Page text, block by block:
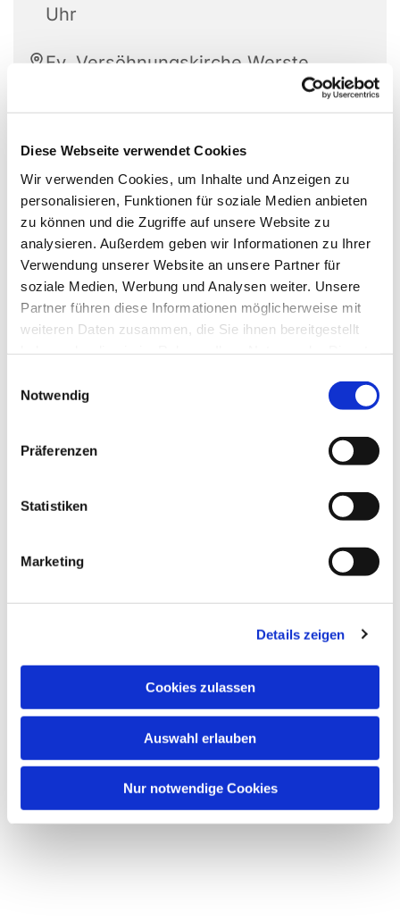
Diese Webseite verwendet Cookies
Wir verwenden Cookies, um Inhalte und Anzeigen zu
personalisieren, Funktionen für soziale Medien anbieten
zu können und die Zugriffe auf unsere Website zu
analysieren. Außerdem geben wir Informationen zu Ihrer
Verwendung unserer Website an unsere Partner für
soziale Medien, Werbung und Analysen weiter. Unsere
Partner führen diese Informationen möglicherweise mit
weiteren Daten zusammen, die Sie ihnen bereitgestellt
Notwendig
Präferenzen
Statistiken
Marketing
Details zeigen
Cookies zulassen
Auswahl erlauben
Nur notwendige Cookies
Uhr
Ev. Versöhnungskirche Werste,
Oeynhausen
Dies könnte Sie auch